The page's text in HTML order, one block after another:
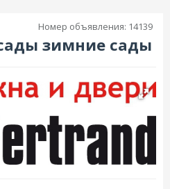
Номер объявления: 14139
зимние сады